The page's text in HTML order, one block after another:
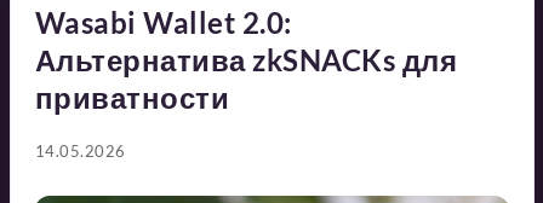
Wasabi Wallet 2.0:
Альтернатива zkSNACKs для
приватности
14.05.2026